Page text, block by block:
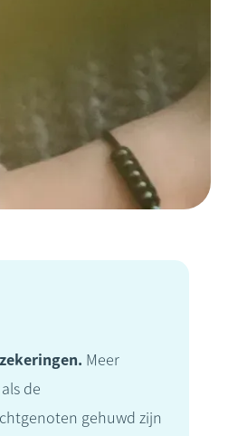
Meer
de
gehuwd zijn